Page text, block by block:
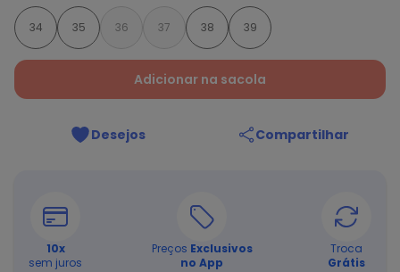
34 35 36 37 38 39
Adicionar na sacola
Desejos Compartilhar
10x
sem juros
Preços Exclusivos
no App
Troca
Grátis